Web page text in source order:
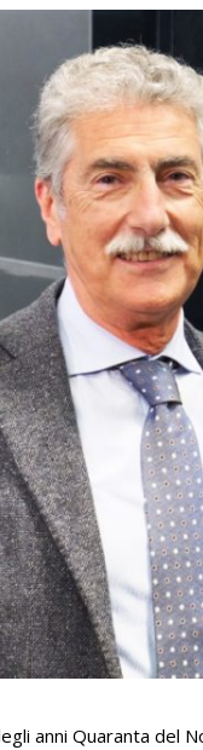
anni Quaranta del